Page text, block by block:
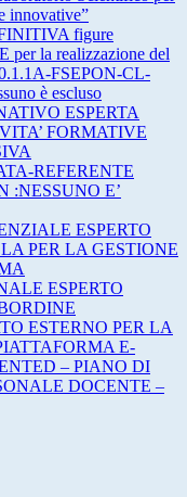
innovative”
figure
per la realizzazione del
FSEPON-CL-
è escluso
ESPERTA
FORMATIVE
REFERENTE
:NESSUNO E’
ESPERTO
PER LA GESTIONE
ESPERTO
ESTERNO PER LA
E-
– PIANO DI
DOCENTE –